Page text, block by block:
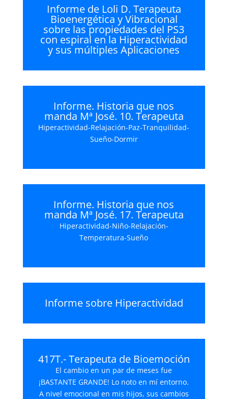
Informe de Loli D. Terapeuta
Bioenergética y Vibracional
sobre las propiedades del PS3
con espiral en la Hiperactividad
y sus múltiples Aplicaciones
Informe. Historia que nos
manda Mª José. 10. Terapeuta
Hiperactividad-Relajación-Paz-Tranquilidad-
Sueño-Dormir
Informe. Historia que nos
manda Mª José. 17. Terapeuta
Hiperactividad-Niño-Relajación-
Temperatura-Sueño
Informe sobre Hiperactividad
417T.- Terapeuta de Bioemoción
El cambio en un par de meses fue
¡BASTANTE GRANDE! Lo noto en mí entorno.
A nivel emocional en mis hijos, sus cambios